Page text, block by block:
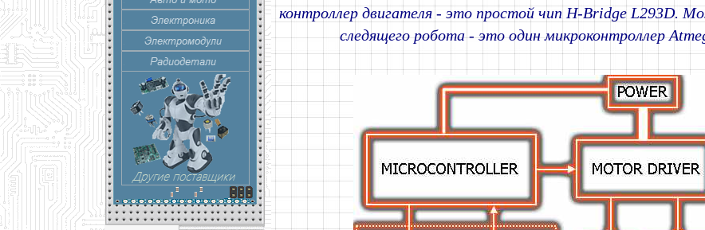
контроллер двигателя - это простой чип H-Bridge L293D.
следящего робота - это один микроконтроллер